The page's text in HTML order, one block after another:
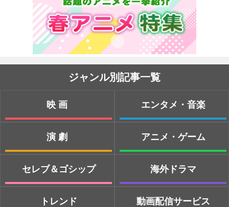
ジャンル別記事一覧
映画
演劇
セレブ＆ゴシップ
トレンド
エンタメ・音楽
アニメ・ゲーム
海外ドラマ
動画配信サービス